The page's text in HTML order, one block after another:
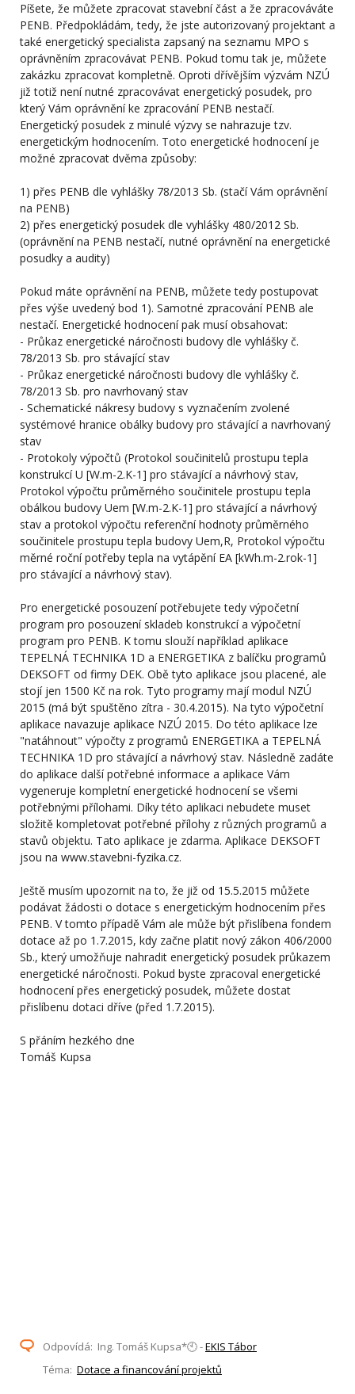
Píšete, že můžete zpracovat stavební část a že zpracováváte
PENB. Předpokládám, tedy, že jste autorizovaný projektant a
také energetický specialista zapsaný na seznamu MPO s
oprávněním zpracovávat PENB. Pokud tomu tak je, můžete
zakázku zpracovat kompletně. Oproti dřívějším výzvám NZÚ
již totiž není nutné zpracovávat energetický posudek, pro
který Vám oprávnění ke zpracování PENB nestačí.
Energetický posudek z minulé výzvy se nahrazuje tzv.
energetickým hodnocením. Toto energetické hodnocení je
možné zpracovat dvěma způsoby:
1) přes PENB dle vyhlášky 78/2013 Sb. (stačí Vám oprávnění
na PENB)
2) přes energetický posudek dle vyhlášky 480/2012 Sb.
(oprávnění na PENB nestačí, nutné oprávnění na energetické
posudky a audity)
Pokud máte oprávnění na PENB, můžete tedy postupovat
přes výše uvedený bod 1). Samotné zpracování PENB ale
nestačí. Energetické hodnocení pak musí obsahovat:
- Průkaz energetické náročnosti budovy dle vyhlášky č.
78/2013 Sb. pro stávající stav
- Průkaz energetické náročnosti budovy dle vyhlášky č.
78/2013 Sb. pro navrhovaný stav
- Schematické nákresy budovy s vyznačením zvolené
systémové hranice obálky budovy pro stávající a navrhovaný
stav
- Protokoly výpočtů (Protokol součinitelů prostupu tepla
konstrukcí U [W.m-2.K-1] pro stávající a návrhový stav,
Protokol výpočtu průměrného součinitele prostupu tepla
obálkou budovy Uem [W.m-2.K-1] pro stávající a návrhový
stav a protokol výpočtu referenční hodnoty průměrného
součinitele prostupu tepla budovy Uem,R, Protokol výpočtu
měrné roční potřeby tepla na vytápění EA [kWh.m-2.rok-1]
pro stávající a návrhový stav).
Pro energetické posouzení potřebujete tedy výpočetní
program pro posouzení skladeb konstrukcí a výpočetní
program pro PENB. K tomu slouží například aplikace
TEPELNÁ TECHNIKA 1D a ENERGETIKA z balíčku programů
DEKSOFT od firmy DEK. Obě tyto aplikace jsou placené, ale
stojí jen 1500 Kč na rok. Tyto programy mají modul NZÚ
2015 (má být spuštěno zítra - 30.4.2015). Na tyto výpočetní
aplikace navazuje aplikace NZÚ 2015. Do této aplikace lze
"natáhnout" výpočty z programů ENERGETIKA a TEPELNÁ
TECHNIKA 1D pro stávající a návrhový stav. Následně zadáte
do aplikace další potřebné informace a aplikace Vám
vygeneruje kompletní energetické hodnocení se všemi
potřebnými přílohami. Díky této aplikaci nebudete muset
složitě kompletovat potřebné přílohy z různých programů a
stavů objektu. Tato aplikace je zdarma. Aplikace DEKSOFT
jsou na www.stavebni-fyzika.cz.
Ještě musím upozornit na to, že již od 15.5.2015 můžete
podávat žádosti o dotace s energetickým hodnocením přes
PENB. V tomto případě Vám ale může být přislíbena fondem
dotace až po 1.7.2015, kdy začne platit nový zákon 406/2000
Sb., který umožňuje nahradit energetický posudek průkazem
energetické náročnosti. Pokud byste zpracoval energetické
hodnocení přes energetický posudek, můžete dostat
přislíbenu dotaci dříve (před 1.7.2015).
S přáním hezkého dne
Tomáš Kupsa
Odpovídá: Ing. Tomáš Kupsa*🕙 -EKIS Tábor
Téma: Dotace a financování projektů